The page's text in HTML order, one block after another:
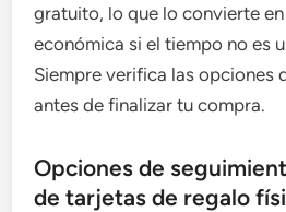
gratuito, lo que lo convierte
económica si el tiempo no es
Siempre verifica las opciones
antes de finalizar tu compra.
Opciones de
de tarjetas de regalo